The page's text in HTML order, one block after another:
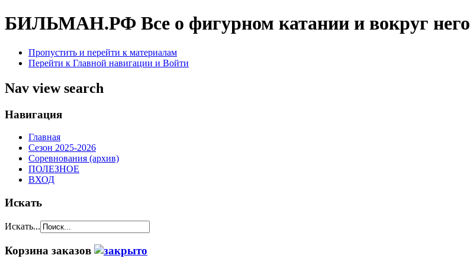
БИЛЬМАН.РФ Все о фигурном катании и вокруг него
Пропустить и перейти к материалам
Перейти к Главной навигации и Войти
Nav view search
Навигация
Главная
Сезон 2025-2026
Соревнования (архив)
ПОЛЕЗНОЕ
ВХОД
Искать
Искать...
Корзина заказов